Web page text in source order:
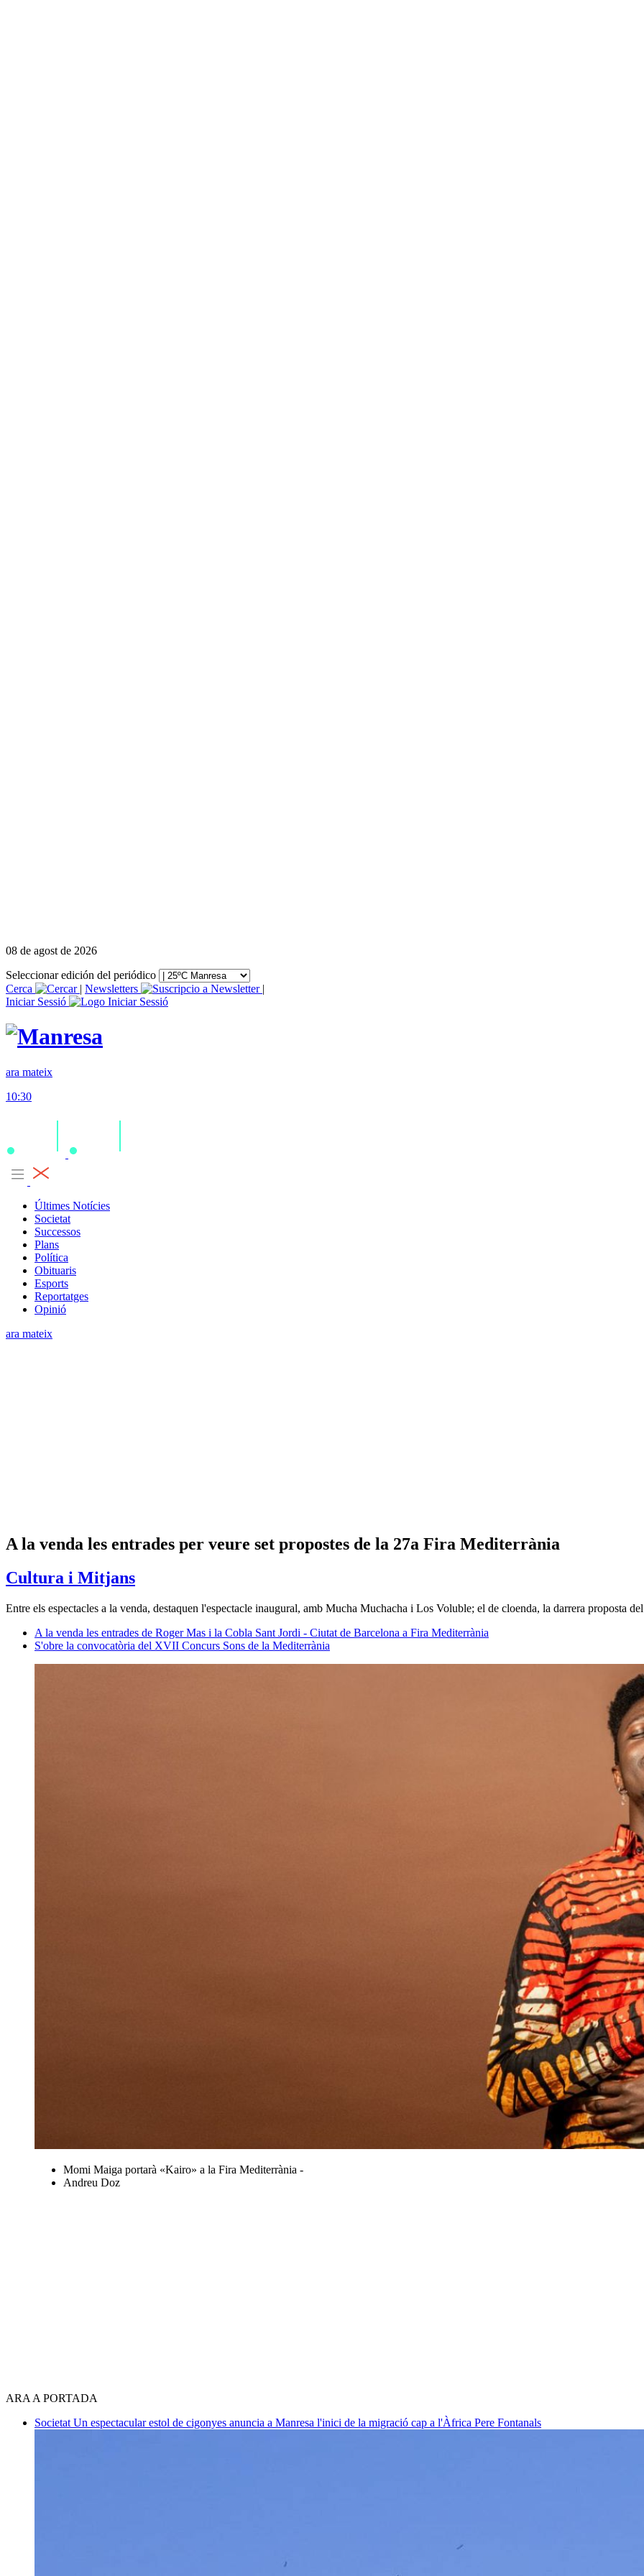
08 de agost de 2026
Seleccionar edición del periódico
Cerca
| Newsletters
|
Iniciar Sessió
ara mateix
10:30
Últimes Notícies
Societat
Successos
Plans
Política
Obituaris
Esports
Reportatges
Opinió
ara mateix
A la venda les entrades per veure set propostes de la 27a Fira Mediterrània
Cultura i Mitjans
Entre els espectacles a la venda, destaquen l'espectacle inaugural, amb Mucha Muchacha i Los Voluble; el de cloenda, la darrera proposta
A la venda les entrades de Roger Mas i la Cobla Sant Jordi - Ciutat de Barcelona a Fira Mediterrània
S'obre la convocatòria del XVII Concurs Sons de la Mediterrània
Momi Maiga portarà «Kairo» a la Fira Mediterrània -
Andreu Doz
ARA A PORTADA
Societat Un espectacular estol de cigonyes anuncia a Manresa l'inici de la migració cap a l'Àfrica Pere Fontanals